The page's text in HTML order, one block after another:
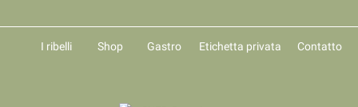
I ribelli Shop Gastro Etichetta privata Contatto